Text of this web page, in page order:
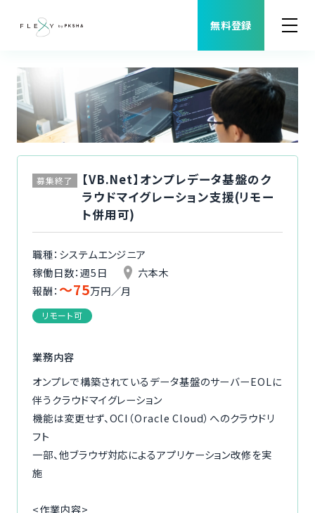
無料登録
職種から案件を探す
よくある質問
福利厚生
ご利用者様の声
イベント/マガジン
法人の方
募集終了
【VB.Net】オンプレデータ基盤のク
ラウドマイグレーション支援(リモー
ト併用可)
職種：システムエンジニア
稼働日数：週5日
六本木
報酬： 〜75万円／月
リモート可
業務内容
オンプレで構築されているデータ基盤のサーバーEOLに
伴うクラウドマイグレーション
機能は変更せず、OCI（Oracle Cloud）へのクラウドリ
フト
一部、他ブラウザ対応によるアプリケーション改修を実
施
<作業内容>